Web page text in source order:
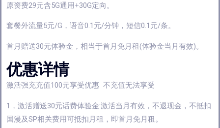
原资费29元含5G通用+30G定向。
套餐外流量5元/G，语音0.1元/分钟，短信0.1元/条。
首月赠送30元体验金，相当于首月免月租(体验金当月有效)。
优惠详情
激活强充充值100元享受优惠 不充值无法享受
1，激活赠送30元话费体验金:激活当月有效，不退现金，不抵扣
国漫及SP相关费用可抵扣月租，即首月免月租。